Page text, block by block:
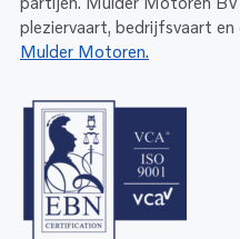
pleziervaart, bedrijfsvaart en
Mulder Motoren.